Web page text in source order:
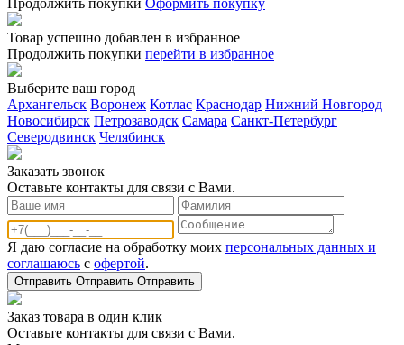
Товар успешно добавлен в избранное
Продолжить покупки перейти в избранное
Выберите ваш город
Архангельск Воронеж Котлас Краснодар Нижний Новгород
Новосибирск Петрозаводск Самара Санкт-Петербург
Северодвинск Челябинск
Заказать звонoк
Оставьте контакты для связи с Вами.
Я даю согласие на обработку моих персональных данных и
соглашаюсь с офертой.
Отправить Отправить Отправить
Заказ товара в один клик
Оставьте контакты для связи с Вами.